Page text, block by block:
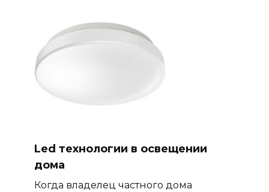
Led технологии в освещении
дома
Когда владелец частного дома